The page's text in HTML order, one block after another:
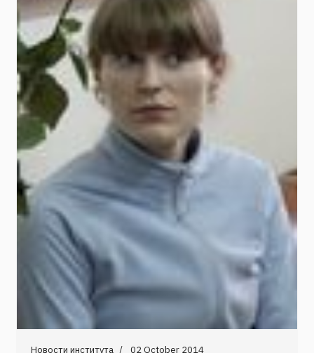
Новости института 02 October 2014